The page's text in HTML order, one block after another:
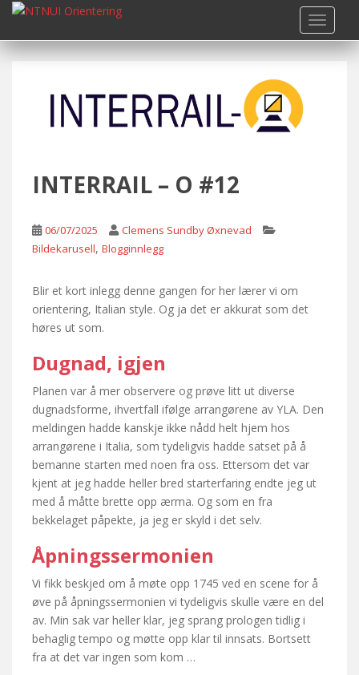
i
INTERRAIL – O #12
06/07/2025
Clemens Sundby Øxnevad
Bildekarusell, Blogginnlegg
Blir et kort inlegg denne gangen for her lærer vi om
orientering, Italian style. Og ja det er akkurat som det
høres ut som.
Dugnad, igjen
Planen var å mer observere og prøve litt ut diverse
dugnadsforme, ihvertfall ifølge arrangørene av YLA. Den
meldingen hadde kanskje ikke nådd helt hjem hos
arrangørene i Italia, som tydeligvis hadde satset på å
bemanne starten med noen fra oss. Ettersom det var
kjent at jeg hadde heller bred starterfaring endte jeg ut
med å måtte brette opp ærma. Og som en fra
bekkelaget påpekte, ja jeg er skyld i det selv.
Åpningssermonien
Vi fikk beskjed om å møte opp 1745 ved en scene for å
øve på åpningssermonien vi tydeligvis skulle være en del
av. Min sak var heller klar, jeg sprang prologen tidlig i
behaglig tempo og møtte opp klar til innsats. Bortsett
fra at det var ingen som kom …